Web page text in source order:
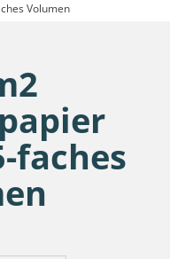
Volumen
faches